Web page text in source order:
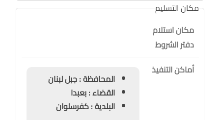
مكان التسليم
مكان استلام
دفتر الشروط
أماكن التنفيذ
المحافظة : جبل لبنان
القضاء : بعبدا
البلدية : كفرسلوان